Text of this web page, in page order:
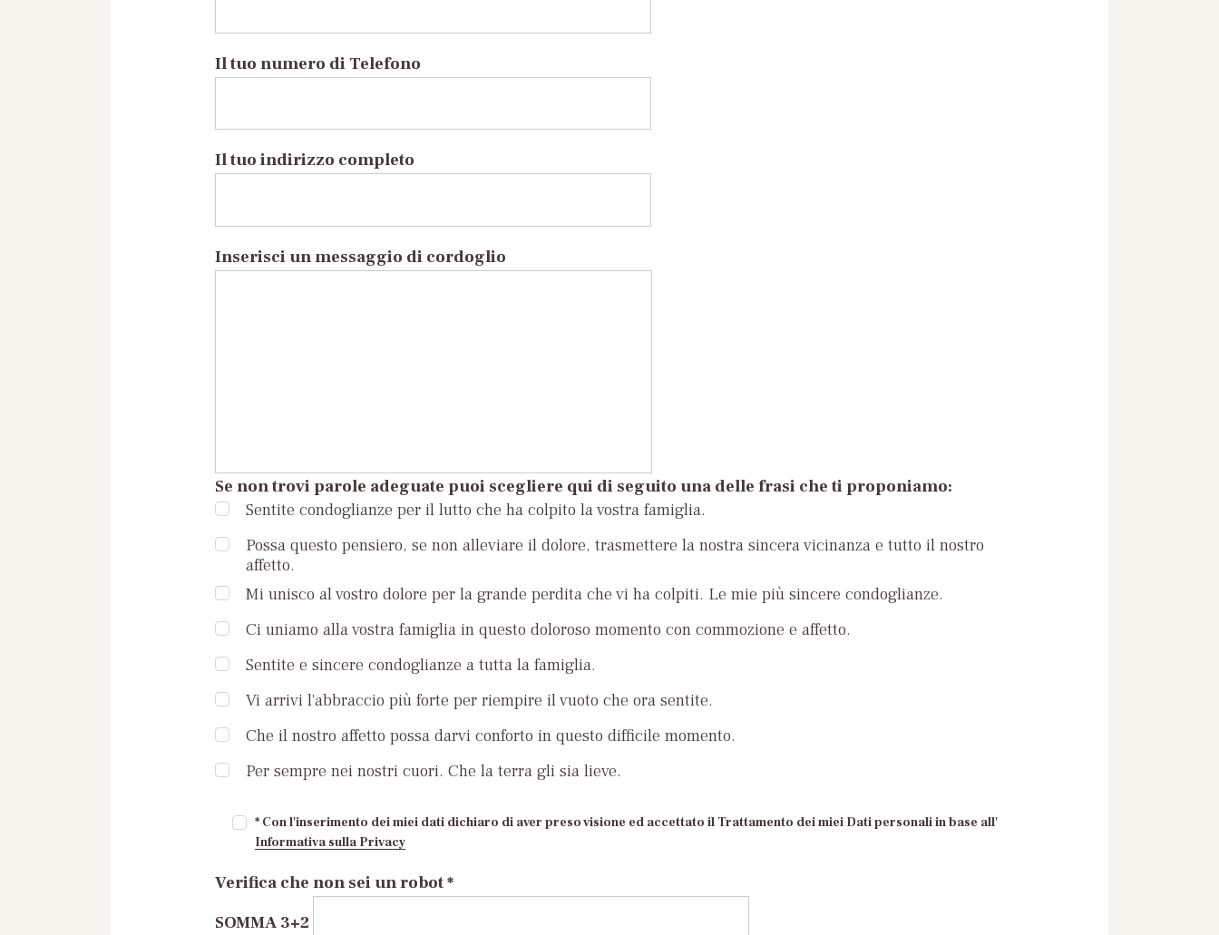
Il tuo numero di Telefono
Il tuo indirizzo completo
Inserisci un messaggio di cordoglio
Se non trovi parole adeguate puoi scegliere qui di seguito una delle frasi che ti proponiamo:
Sentite condoglianze per il lutto che ha colpito la vostra famiglia.
Possa questo pensiero, se non alleviare il dolore, trasmettere la nostra sincera vicinanza e tutto il nostro
affetto.
Mi unisco al vostro dolore per la grande perdita che vi ha colpiti. Le mie più sincere condoglianze.
Ci uniamo alla vostra famiglia in questo doloroso momento con commozione e affetto.
Sentite e sincere condoglianze a tutta la famiglia.
Vi arrivi l'abbraccio più forte per riempire il vuoto che ora sentite.
Che il nostro affetto possa darvi conforto in questo difficile momento.
Per sempre nei nostri cuori. Che la terra gli sia lieve.
* Con l'inserimento dei miei dati dichiaro di aver preso visione ed accettato il Trattamento dei miei Dati personali in base all'
Informativa sulla Privacy
Verifica che non sei un robot *
SOMMA 3+2